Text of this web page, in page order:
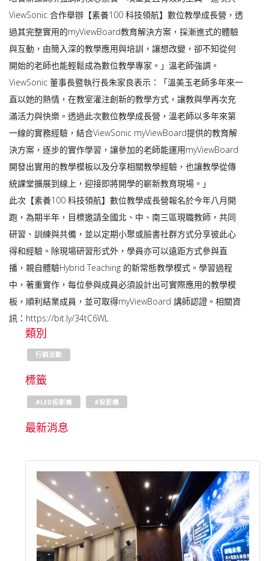
ViewSonic 合作舉辦【素養100 科技領航】數位教學成長營，透
過其完整實用的myViewBoard教育解決方案，採漸進式的體驗
與互動，由簡入深的教學應用與培訓，讓想改變，卻不知從何
開始的老師也能輕鬆成為數位教學專家。」溫老師強調。
ViewSonic 董事長暨執行長朱家良表示：「溫美玉老師多年來一
直以她的熱情，在教室灌注創新的教學方式，讓教與學再次充
滿活力與快樂。透過此次數位教學成長營，溫老師以多年來第
一線的實務經驗，結合ViewSonic myViewBoard提供的教育解
決方案，逐步的實作學習，讓參加的老師能運用myViewBoard
開發出實用的教學模板以及分享相關教學經驗，也讓教學從傳
統課堂擴展到線上，迎接即將開學的嶄新教育現場。」
此次【素養100 科技領航】數位教學成長營報名於今年八月開
跑，為期半年，目標邀請全國北、中、南三區現職教師，共同
研習、訓練與共備，並以定期小聚或臉書社群方式分享彼此心
得和經驗。除現場研習形式外，學員亦可以遠距方式參與直
播，親自體驗Hybrid Teaching 的新常態教學模式。學習過程
中，著重實作，每位參與成員必須設計出可實際應用的教學模
板，順利結業成員，並可取得myViewBoard 講師認證。相關資
訊：https://bit.ly/34tC6WL
類別
行銷活動
標籤
#LED投影機 #投影機
最新消息